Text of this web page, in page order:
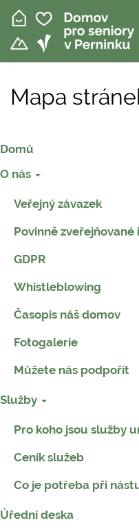
Přejít
hlavnímu
obsahu
Mapa
Hlavní
navigace
Domů
O nás
Veřejný závazek
Povinně
GDPR
Whistleblowing
Časopis náš domov
Fotogalerie
Můžete nás podpořit
Služby
Pro koho jsou služby
Ceník služeb
Co je potřeba při
Úřední deska